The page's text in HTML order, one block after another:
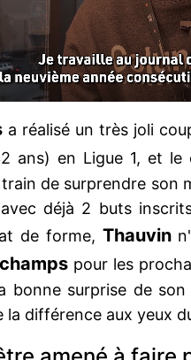
a réalisé un très joli
ans) en Ligue 1, et le
de surprendre son
déjà 2 buts
de forme, Thauvin
pour les
bonne surprise de
la différence aux yeux